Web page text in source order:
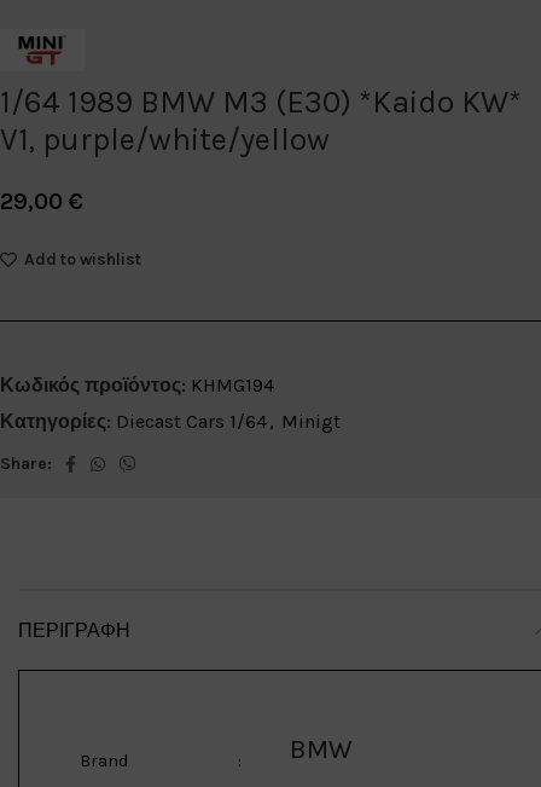
1/64 1989 BMW M3 (E30) *Kaido KW*
V1, purple/white/yellow
29,00 €
Add to wishlist
Κωδικός προϊόντος: KHMG194
Κατηγορίες: Diecast Cars 1/64, Minigt
Share:
ΠΕΡΙΓΡΑΦΉ
Brand : BMW